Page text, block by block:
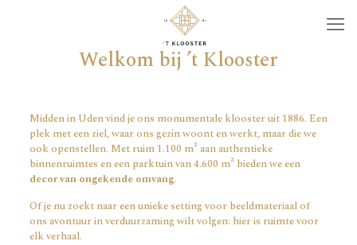
Welkom bij ’t Klooster
Midden in Uden vind je ons monumentale klooster uit 1886. Een
plek met een ziel, waar ons gezin woont en werkt, maar die we
ook openstellen. Met ruim 1.100 m² aan authentieke
binnenruimtes en een parktuin van 4.600 m² bieden we een
decor van ongekende omvang.
Of je nu zoekt naar een unieke setting voor beeldmateriaal of
ons avontuur in verduurzaming wilt volgen: hier is ruimte voor
elk verhaal.